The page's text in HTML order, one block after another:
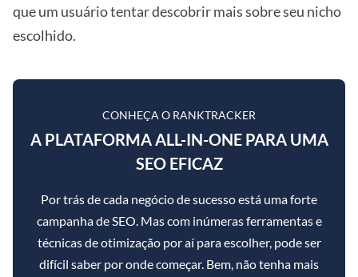
que um usuário tentar descobrir mais sobre seu nicho
escolhido.
CONHEÇA O RANKTRACKER
A PLATAFORMA ALL-IN-ONE PARA UMA
SEO EFICAZ
Por trás de cada negócio de sucesso está uma forte
campanha de SEO. Mas com inúmeras ferramentas e
técnicas de otimização por aí para escolher, pode ser
difícil saber por onde começar. Bem, não tenha mais